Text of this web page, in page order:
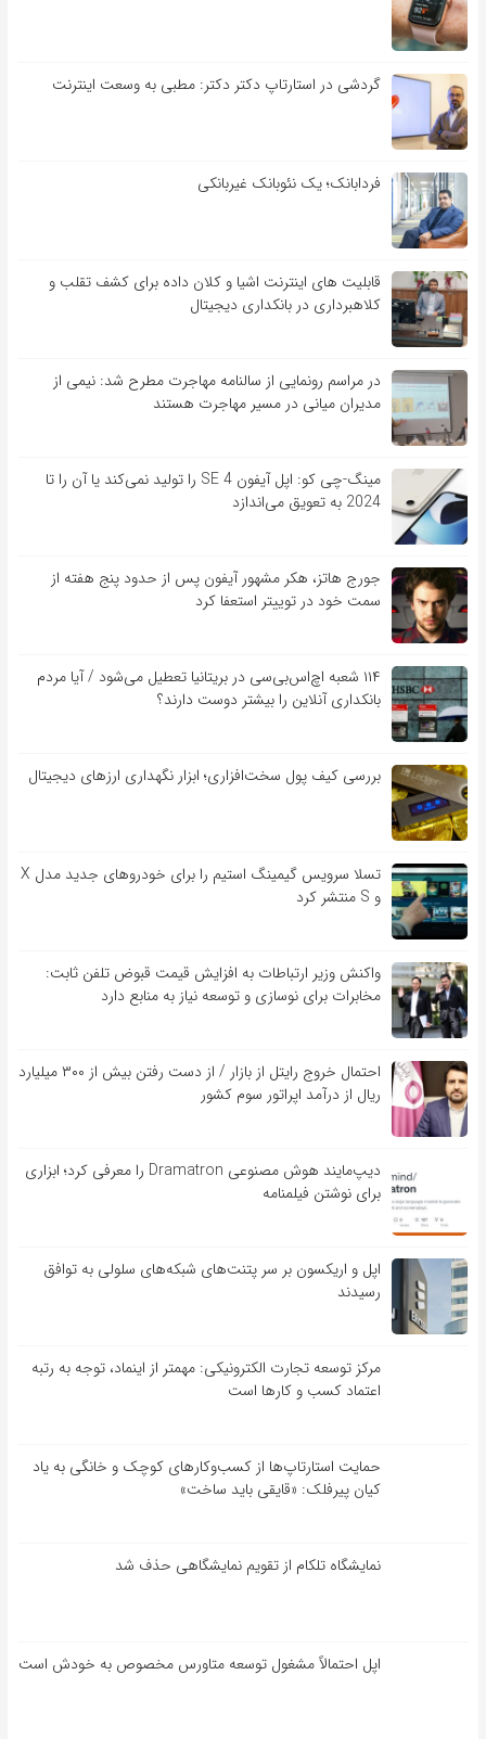
گردشی در استارتاپ دکتر دکتر: مطبی به وسعت اینترنت
فردابانک؛ یک نئوبانک غیربانکی
قابلیت ‏های اینترنت اشیا و کلان‏ داده برای کشف تقلب و
کلاهبرداری در بانکداری دیجیتال
در مراسم رونمایی از سالنامه مهاجرت مطرح شد: نیمی از
مدیران میانی در مسیر مهاجرت هستند
مینگ-چی کو: اپل آیفون SE 4 را تولید نمی‌کند یا آن را تا
2024 به تعویق می‌اندازد
جورج هاتز، هکر مشهور آیفون پس از حدود پنج هفته از
سمت خود در توییتر استعفا کرد
۱۱۴ شعبه اچ‌اس‌بی‌سی در بریتانیا تعطیل می‌شود / آیا مردم
بانکداری آنلاین را بیشتر دوست دارند؟
بررسی کیف‌ پول سخت‌افزاری؛ ابزار نگهداری ارزهای دیجیتال
تسلا سرویس گیمینگ استیم را برای خودروهای جدید مدل X
و S منتشر کرد
واکنش وزیر ارتباطات به افزایش قیمت قبوض تلفن ثابت:
مخابرات برای نوسازی و توسعه نیاز به منابع دارد
احتمال خروج رایتل از بازار / از دست رفتن بیش از ۳۰۰ میلیارد
ریال از درآمد اپراتور سوم کشور
دیپ‌مایند هوش مصنوعی Dramatron را معرفی کرد؛ ابزاری
برای نوشتن فیلمنامه
اپل و اریکسون بر سر پتنت‌های شبکه‌های سلولی به توافق
رسیدند
مرکز توسعه تجارت الکترونیکی: مهمتر از اینماد، توجه به رتبه
اعتماد کسب و کارها است
حمایت استارتاپ‌ها از کسب‌وکارهای کوچک و خانگی به یاد
کیان پیرفلک: «قایقی باید ساخت»
نمایشگاه تلکام از تقویم نمایشگاهی حذف شد
اپل احتمالاً مشغول توسعه متاورس مخصوص به خودش است